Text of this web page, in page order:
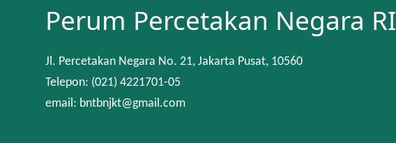
Perum Percetakan Negara RI
Jl. Percetakan Negara No. 21, Jakarta Pusat, 10560
Telepon: (021) 4221701-05
email: bntbnjkt@gmail.com